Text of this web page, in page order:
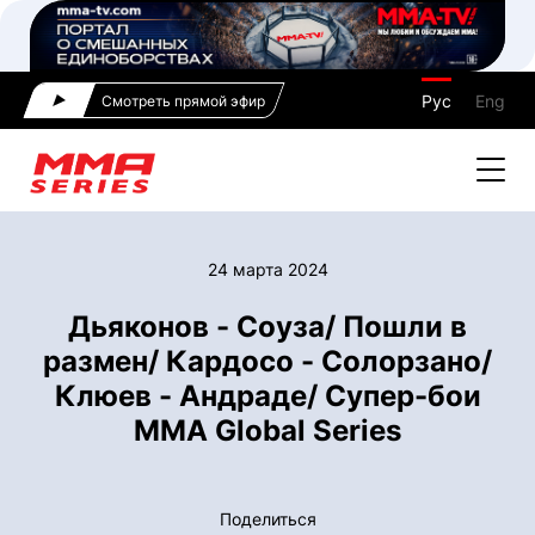
Смотреть прямой эфир Рус Eng
24 марта 2024
Дьяконов - Соуза/ Пошли в
размен/ Кардосо - Солорзано/
Клюев - Андраде/ Супер-бои
MMA Global Series
Поделиться